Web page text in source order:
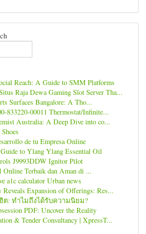
Reach: A Guide to SMM Platforms
Raja Dewa Gaming Slot Server Tha...
Surfaces Bangalore: A Tho...
833220-00011 Thermostat/Infinite...
Australia: A Deep Dive into co...
de tu Empresa Online
to Ylang Ylang Essential Oil
J9993DDW Ignitor Pilot
Online Terbaik dan Aman di ...
a1c calculator Urban news
Reveals Expansion of Offerings: Res...
ต: ทำไมถึงได้รับความนิยม?
PDF: Uncover the Reality
& Tender Consultancy | XpressT...